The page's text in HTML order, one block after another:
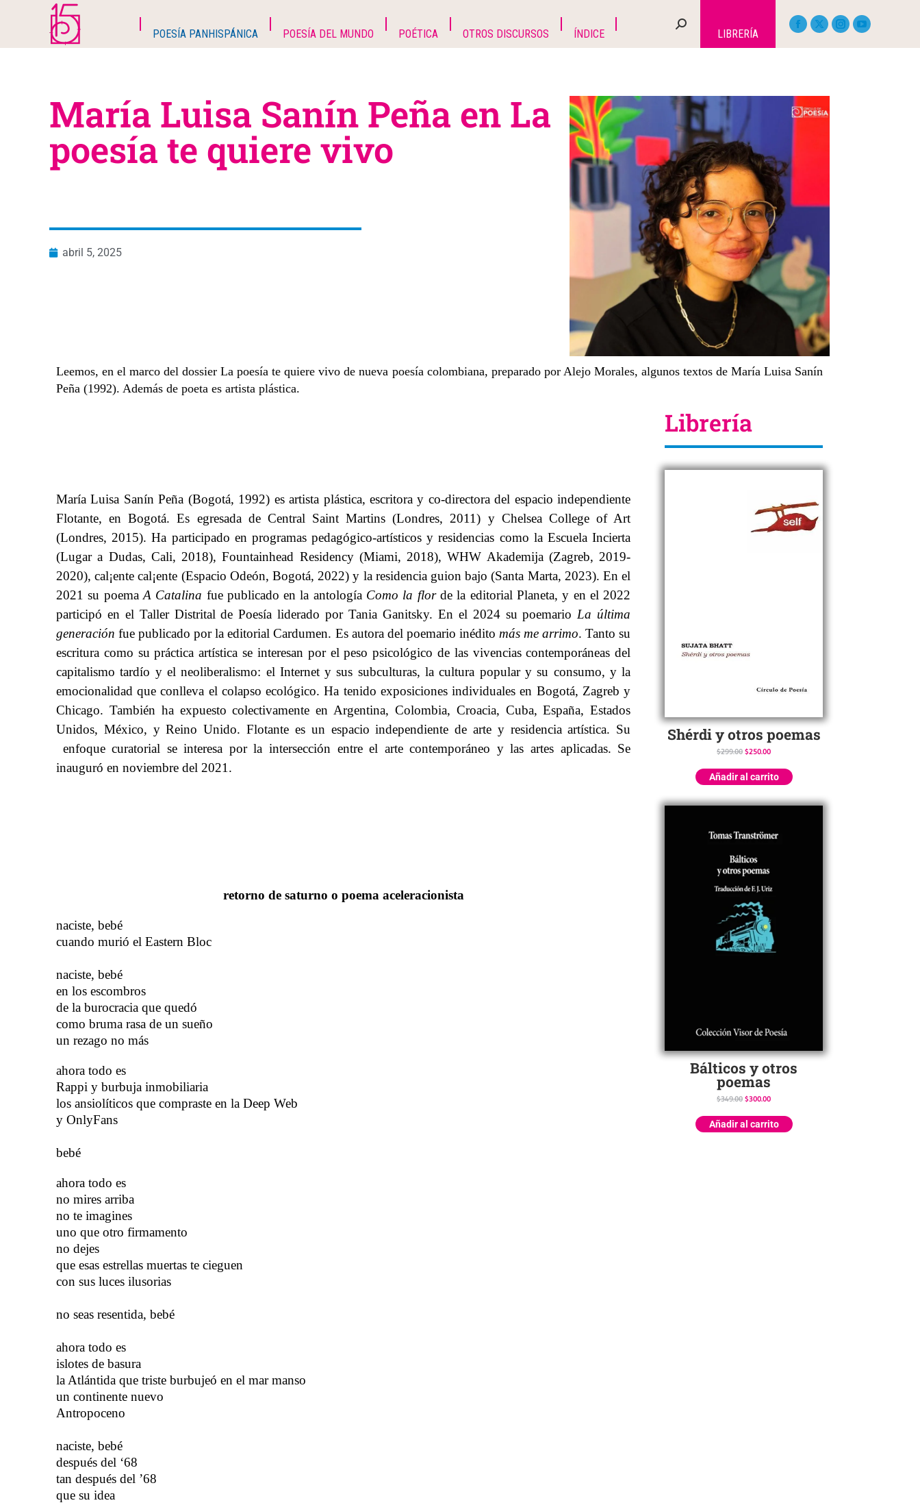
POESÍA PANHISPÁNICA POESÍA DEL MUNDO POÉTICA OTROS DISCURSOS ÍNDICE LIBRERÍA
María Luisa Sanín Peña en La
poesía te quiere vivo
abril 5, 2025
Leemos, en el marco del dossier La poesía te quiere vivo de nueva poesía colombiana, preparado por Alejo Morales, algunos textos de María Luisa Sanín
Peña (1992). Además de poeta es artista plástica.
María Luisa Sanín Peña (Bogotá, 1992) es artista plástica, escritora y co-directora del espacio independiente
Flotante, en Bogotá. ​​Es egresada de Central Saint Martins (Londres, 2011) y Chelsea College of Art
(Londres, 2015). Ha participado en programas pedagógico-artísticos y residencias como la Escuela Incierta
(Lugar a Dudas, Cali, 2018), Fountainhead Residency (Miami, 2018), WHW Akademija (Zagreb, 2019-
2020), cal¡ente cal¡ente (Espacio Odeón, Bogotá, 2022) y la residencia guion bajo (Santa Marta, 2023). En el
2021 su poema​​ A Catalina ​​ fue publicado en la antología​​ Como la flor​​ de la editorial Planeta, y en el 2022
participó en el Taller Distrital de Poesía liderado por Tania Ganitsky. En el 2024 su poemario La​​ última
generación ​​ fue​​publicado por la editorial Cardumen.​​ Es autora del poemario inédito​​ más me arrimo.​​Tanto su
escritura como su práctica artística se interesan por el peso psicológico de las vivencias contemporáneas del
capitalismo tardío y el neoliberalismo: el Internet y sus subculturas, la cultura popular y su consumo, y la
emocionalidad que conlleva el colapso ecológico. ​​Ha tenido exposiciones individuales en Bogotá, Zagreb y
Chicago. También ha expuesto colectivamente en Argentina, Colombia, Croacia, Cuba, España, Estados
Unidos, México, y Reino Unido. ​​Flotante es un espacio independiente de arte y residencia artística. Su
enfoque curatorial se interesa por​​la intersección entre​​ el arte contemporáneo​​ y​​ las artes aplicadas. Se
inauguró en noviembre del 2021.
retorno de saturno ​​ o​​ poema aceleracionista
naciste, bebé
cuando murió el Eastern Bloc
naciste, bebé
en los escombros
de la burocracia que quedó
como bruma rasa de un sueño
un rezago no más
ahora todo es
Rappi y burbuja inmobiliaria
los ansiolíticos que compraste en la Deep Web
y OnlyFans
bebé
ahora todo es
no mires arriba
no te imagines
uno que otro firmamento
no dejes
que esas estrellas muertas te cieguen
con sus luces ilusorias
no seas resentida, bebé
ahora todo es
islotes de basura
la Atlántida que triste burbujeó en el mar manso
un continente nuevo
Antropoceno
naciste, bebé
después del ‘68
tan después del ’68
que su idea
Librería
Shérdi y otros poemas
$299.00 $250.00
Añadir al carrito
Bálticos y otros
poemas
$349.00 $300.00
Añadir al carrito